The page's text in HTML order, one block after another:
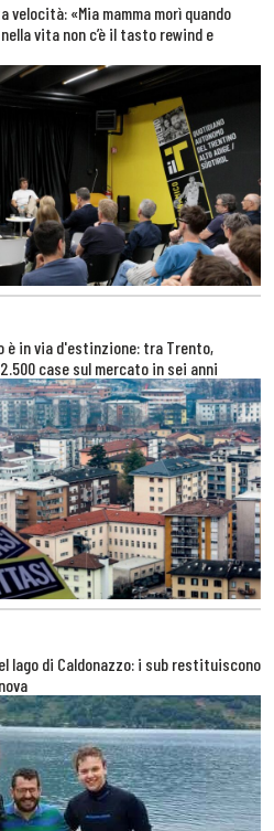
«Mia mamma morì quando
vita non c’è il tasto rewind e
in via d'estinzione: tra Trento,
case sul mercato in sei anni
lago di Caldonazzo: i sub restituiscono